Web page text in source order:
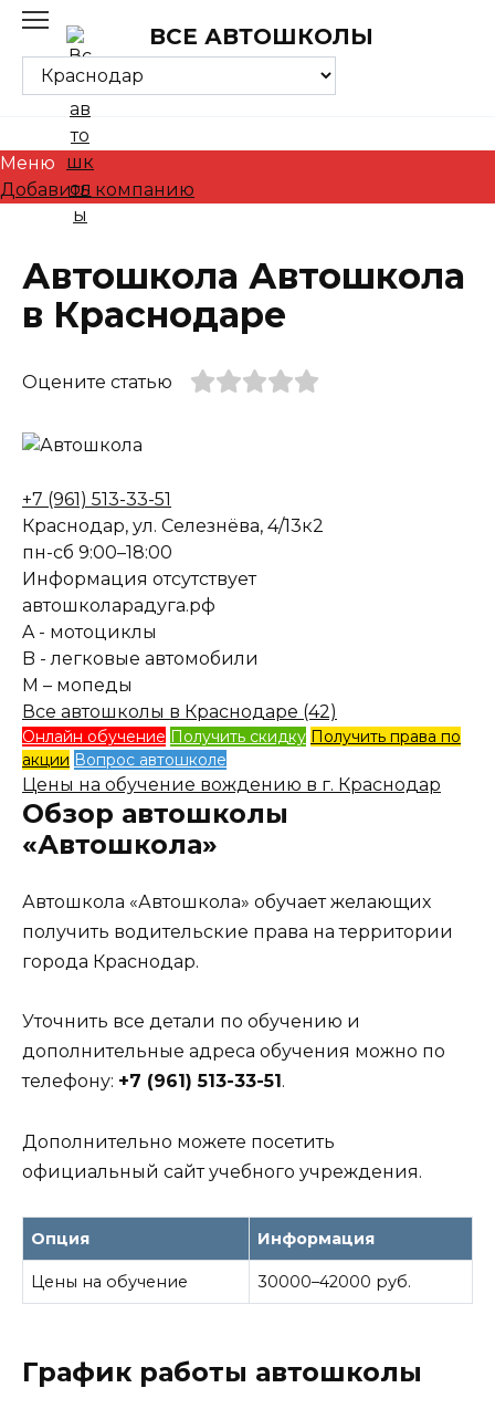
Skip
content
ВСЕ АВТОШКОЛЫ
Меню
Добавить компанию
Автошкола Автошкола
в Краснодаре
Оцените статью
+7 (961) 513-33-51
Краснодар, ул. Селезнёва, 4/13к2
пн-сб 9:00–18:00
Информация отсутствует
автошколарадуга.рф
A - мотоциклы
B - легковые автомобили
M – мопеды
Все автошколы в Краснодаре (42)
Онлайн обучение Получить скидку Получить права по
акции Вопрос автошколе
Цены на обучение вождению в г. Краснодар
Обзор автошколы
«Автошкола»
Автошкола «Автошкола» обучает желающих
получить водительские права на территории
города Краснодар.
Уточнить все детали по обучению и
дополнительные адреса обучения можно по
телефону: +7 (961) 513-33-51 .
Дополнительно можете посетить
официальный сайт учебного учреждения.
Опция Информация
Цены на обучение 30000–42000 руб.
График работы автошколы